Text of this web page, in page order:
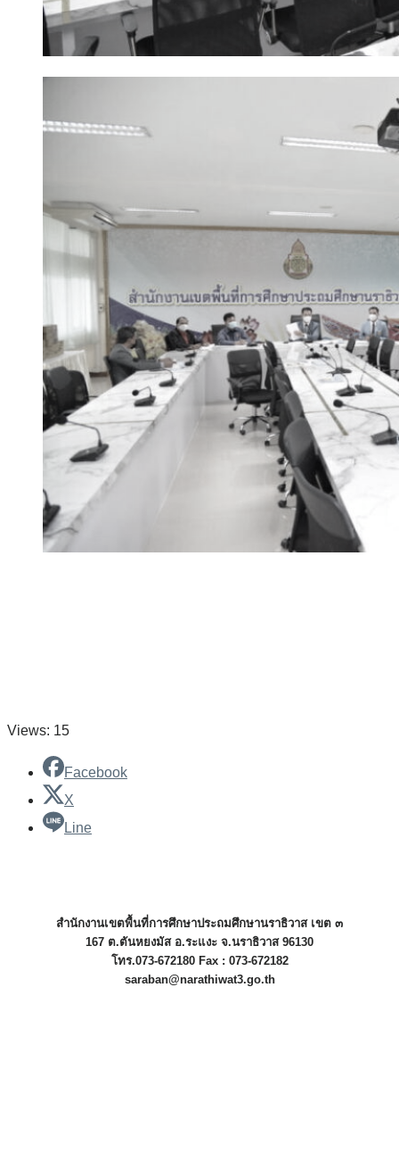
Views: 15
Facebook
X
Line
สำนักงานเขตพื้นที่การศึกษาประถมศึกษานราธิวาส เขต ๓
167 ต.ตันหยงมัส อ.ระแงะ จ.นราธิวาส 96130
โทร.073-672180 Fax : 073-672182
saraban@narathiwat3.go.th